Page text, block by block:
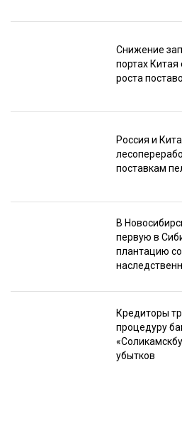
Снижение
портах Китая
роста
Россия и
поставкам
В
первую в
плантацию
Кредиторы
процедуру
убытков